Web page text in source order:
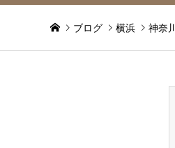
ブログ 横浜 神奈